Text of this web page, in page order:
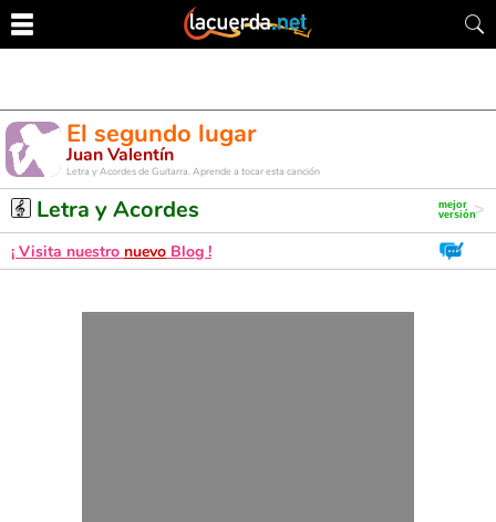
El segundo lugar
Juan Valentín
Letra y Acordes de Guitarra. Aprende a tocar esta canción
Letra y Acordes
¡ Visita nuestro nuevo Blog !